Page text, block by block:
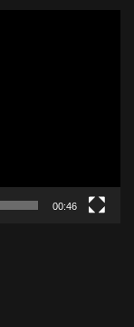
00:46